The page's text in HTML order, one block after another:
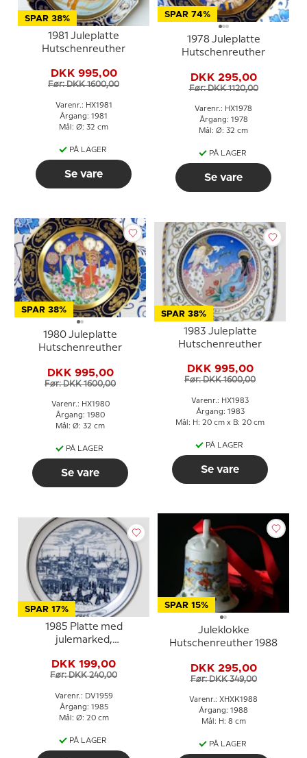
SPAR 38%
1981 Juleplatte
Hutschenreuther
DKK 995,00
Før: DKK 1600,00
Varenr.: HX1981
Årgang: 1981
Mål: Ø: 32 cm
PÅ LAGER
Se vare
SPAR 74%
1978 Juleplatte
Hutschenreuther
DKK 295,00
Før: DKK 1120,00
Varenr.: HX1978
Årgang: 1978
Mål: Ø: 32 cm
PÅ LAGER
Se vare
SPAR 38%
1980 Juleplatte
Hutschenreuther
DKK 995,00
Før: DKK 1600,00
Varenr.: HX1980
Årgang: 1980
Mål: Ø: 32 cm
PÅ LAGER
Se vare
SPAR 38%
1983 Juleplatte
Hutschenreuther
DKK 995,00
Før: DKK 1600,00
Varenr.: HX1983
Årgang: 1983
Mål: H: 20 cm x B: 20 cm
PÅ LAGER
Se vare
SPAR 17%
1985 Platte med
julemarked,
DKK 199,00
Før: DKK 240,00
Varenr.: DV1959
Årgang: 1985
Mål: Ø: 20 cm
PÅ LAGER
SPAR 15%
Juleklokke
Hutschenreuther 1988
DKK 295,00
Før: DKK 349,00
Varenr.: XHXK1988
Årgang: 1988
Mål: H: 8 cm
PÅ LAGER